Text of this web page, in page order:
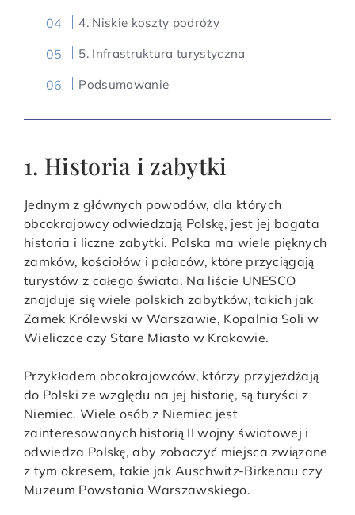
4. Niskie koszty podróży
5. Infrastruktura turystyczna
Podsumowanie
1. Historia i zabytki
Jednym z głównych powodów, dla których
obcokrajowcy odwiedzają Polskę, jest jej bogata
historia i liczne zabytki. Polska ma wiele pięknych
zamków, kościołów i pałaców, które przyciągają
turystów z całego świata. Na liście UNESCO
znajduje się wiele polskich zabytków, takich jak
Zamek Królewski w Warszawie, Kopalnia Soli w
Wieliczce czy Stare Miasto w Krakowie.
Przykładem obcokrajowców, którzy przyjeżdżają
do Polski ze względu na jej historię, są turyści z
Niemiec. Wiele osób z Niemiec jest
zainteresowanych historią II wojny światowej i
odwiedza Polskę, aby zobaczyć miejsca związane
z tym okresem, takie jak Auschwitz-Birkenau czy
Muzeum Powstania Warszawskiego.